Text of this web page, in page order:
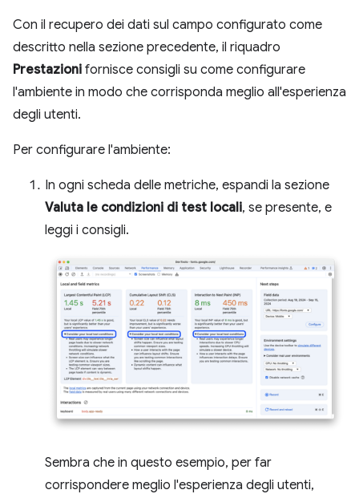
Con il recupero dei dati sul campo configurato come
descritto nella sezione precedente, il riquadro
Prestazioni fornisce consigli su come configurare
l'ambiente in modo che corrisponda meglio all'esperienza
degli utenti.
Per configurare l'ambiente:
In ogni scheda delle metriche, espandi la sezione
Valuta le condizioni di test locali, se presente, e
leggi i consigli.
Sembra che in questo esempio, per far
corrispondere meglio l'esperienza degli utenti,